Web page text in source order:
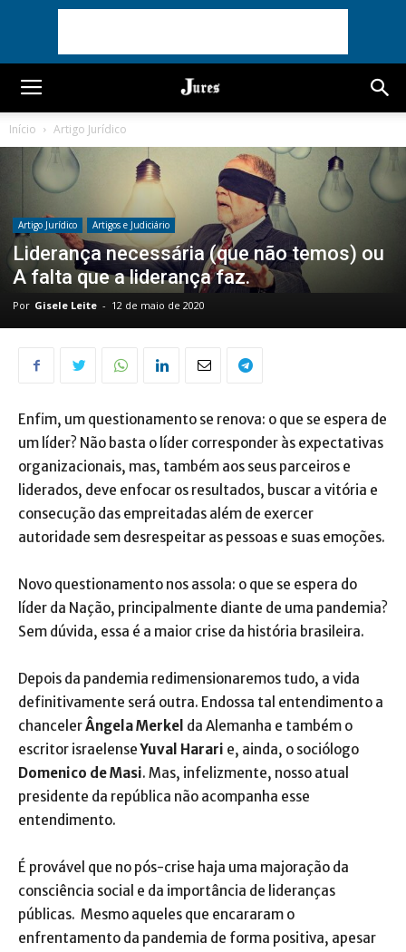
Início Artigo Jurídico
Artigo Jurídico Artigos e Judiciário
Liderança necessária (que não temos) ou
A falta que a liderança faz.
Por Gisele Leite - 12 de maio de 2020
Enfim, um questionamento se renova: o que se espera de
um líder? Não basta o líder corresponder às expectativas
organizacionais, mas, também aos seus parceiros e
liderados, deve enfocar os resultados, buscar a vitória e
consecução das empreitadas além de exercer
autoridade sem desrespeitar as pessoas e suas emoções.
Novo questionamento nos assola: o que se espera do
líder da Nação, principalmente diante de uma pandemia?
Sem dúvida, essa é a maior crise da história brasileira.
Depois da pandemia redimensionaremos tudo, a vida
definitivamente será outra. Endossa tal entendimento a
chancelerÂngela Merkel da Alemanha e também o
escritor israelenseYuval Harari e, ainda, o sociólogo
Domenico de Masi. Mas, infelizmente, nosso atual
presidente da república não acompanha esse
entendimento.
É provável que no pós-crise haja uma majoração da
consciência social e da importância de lideranças
públicas. Mesmo aqueles que encararam o
enfrentamento da pandemia de forma positiva, apesar